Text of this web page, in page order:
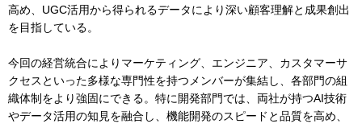
高め、UGC活用から得られるデータにより深い顧客理解と成果創出
を目指している。
今回の経営統合によりマーケティング、エンジニア、カスタマーサ
クセスといった多様な専門性を持つメンバーが集結し、各部門の組
織体制をより強固にできる。特に開発部門では、両社が持つAI技術
やデータ活用の知見を融合し、機能開発のスピードと品質を高め、